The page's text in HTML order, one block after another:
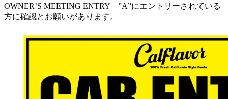
OWNER’S MEETING ENTRY ”A”にエントリーされている
方に確認とお願いがあります。